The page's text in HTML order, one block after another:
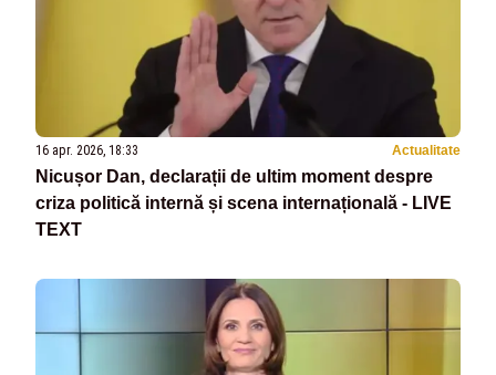
16 apr. 2026, 18:33 Actualitate
Nicușor Dan, declarații de ultim moment despre
criza politică internă și scena internațională - LIVE
TEXT